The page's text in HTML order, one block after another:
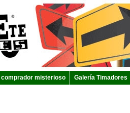
comprador misterioso Galería Timadores